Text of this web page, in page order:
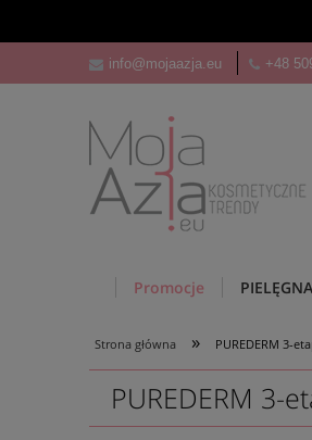
info@mojaazja.eu +48
Promocje
Strona główna » PUREDERM 3-
PUREDERM 3-